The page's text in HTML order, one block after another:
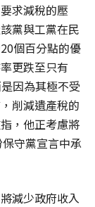
求減稅的壓
黨與工黨在民
個百分點的優
更跌至只有
因為其極不受
削減遺產稅的
，他正考慮將
守黨宣言中承
減少政府收入